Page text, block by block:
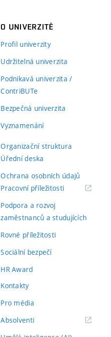
O UNIVERZITĚ
Profil univerzity
Udržitelná univerzita
Podnikavá univerzita /
ContriBUTe
Bezpečná univerzita
Vyznamenání
Organizační struktura
Úřední deska
Ochrana osobních údajů
Pracovní příležitosti(externí
Podpora a rozvoj
zaměstnanců a studujících
Rovné příležitosti
Sociální bezpečí
HR Award
Kontakty
Pro média
Absolventi(externí